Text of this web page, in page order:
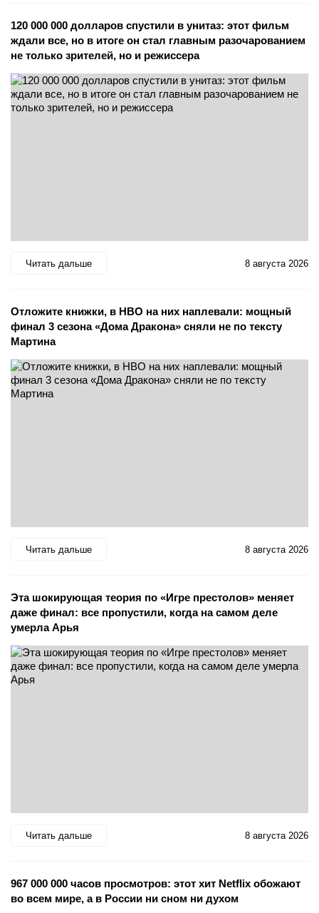
120 000 000 долларов спустили в унитаз: этот фильм
ждали все, но в итоге он стал главным разочарованием
не только зрителей, но и режиссера
Читать дальше 8 августа 2026
Отложите книжки, в HBO на них наплевали: мощный
финал 3 сезона «Дома Дракона» сняли не по тексту
Мартина
Читать дальше 8 августа 2026
Эта шокирующая теория по «Игре престолов» меняет
даже финал: все пропустили, когда на самом деле
умерла Арья
Читать дальше 8 августа 2026
967 000 000 часов просмотров: этот хит Netflix обожают
во всем мире, а в России ни сном ни духом